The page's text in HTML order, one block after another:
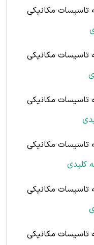
تاسیسات مکانیکی
تاسیسات مکانیکی
تاسیسات مکانیکی
تاسیسات مکانیکی
کلیدی
تاسیسات مکانیکی
تاسیسات مکانیکی